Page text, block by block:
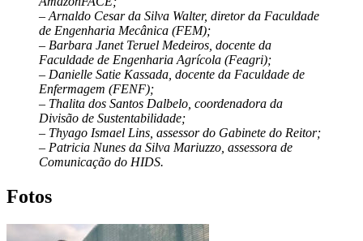
– Arnaldo Cesar da Silva Walter, diretor da Faculdade
de Engenharia Mecânica (FEM);
– Barbara Janet Teruel Medeiros, docente da
Faculdade de Engenharia Agrícola (Feagri);
– Danielle Satie Kassada, docente da Faculdade de
Enfermagem (FENF);
– Thalita dos Santos Dalbelo, coordenadora da
Divisão de Sustentabilidade;
– Thyago Ismael Lins, assessor do Gabinete do Reitor;
– Patricia Nunes da Silva Mariuzzo, assessora de
Comunicação do HIDS.
Fotos